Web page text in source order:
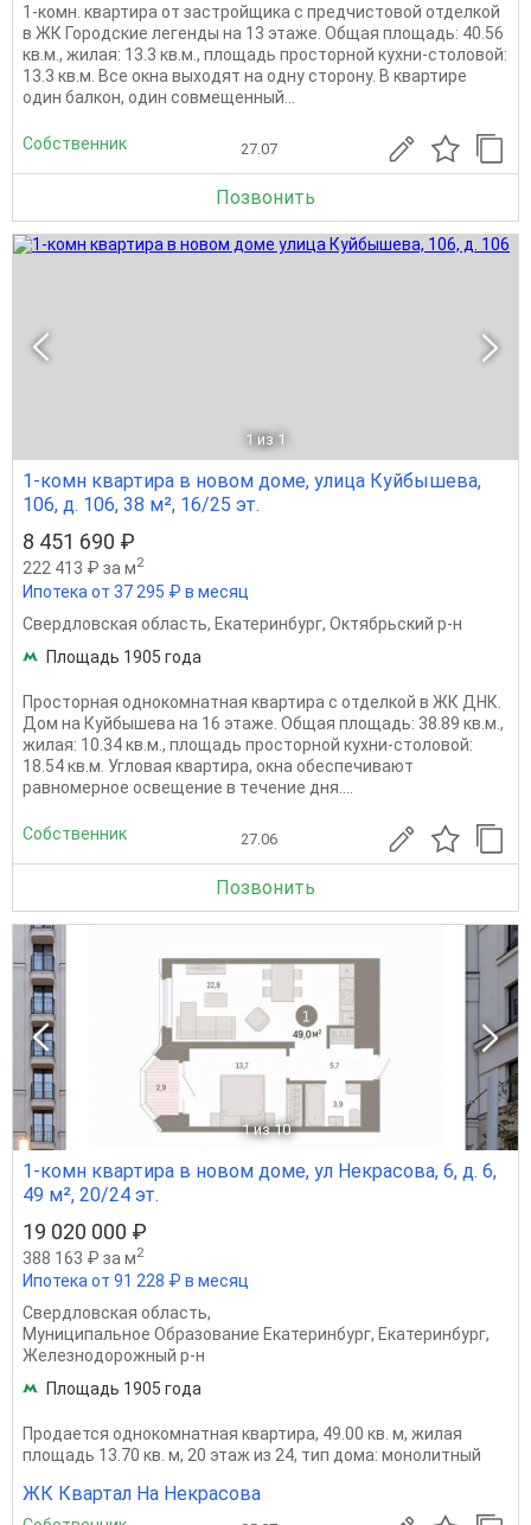
1-комн. квартира от застройщика с предчистовой отделкой
в ЖК Городские легенды на 13 этаже. Общая площадь: 40.56
кв.м., жилая: 13.3 кв.м., площадь просторной кухни-столовой:
13.3 кв.м. Все окна выходят на одну сторону. В квартире
один балкон, один совмещенный...
Собственник 27.07
Позвонить
1 из 1
1-комн квартира в новом доме, улица Куйбышева,
106, д. 106, 38 м², 16/25 эт.
8 451 690 ₽
222 413 ₽ за м2
Ипотека от 37 295 ₽ в месяц
Свердловская область, Екатеринбург, Октябрьский р-н
Площадь 1905 года
Просторная однокомнатная квартира с отделкой в ЖК ДНК.
Дом на Куйбышева на 16 этаже. Общая площадь: 38.89 кв.м.,
жилая: 10.34 кв.м., площадь просторной кухни-столовой:
18.54 кв.м. Угловая квартира, окна oбecпeчивaют
paвнoмepнoe ocвeщeниe в тeчeниe дня....
Собственник 27.06
Позвонить
1 из 10
1-комн квартира в новом доме, ул Некрасова, 6, д. 6,
49 м², 20/24 эт.
19 020 000 ₽
388 163 ₽ за м2
Ипотека от 91 228 ₽ в месяц
Свердловская область,
Муниципальное Образование Екатеринбург, Екатеринбург,
Железнодорожный р-н
Площадь 1905 года
Продается однокомнатная квартира, 49.00 кв. м, жилая
площадь 13.70 кв. м, 20 этаж из 24, тип дома: монолитный
ЖК Квартал На Некрасова